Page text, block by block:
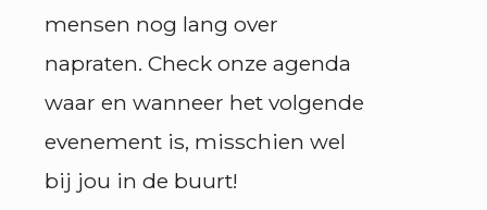
mensen nog lang over
napraten. Check onze agenda
waar en wanneer het volgende
evenement is, misschien wel
bij jou in de buurt!